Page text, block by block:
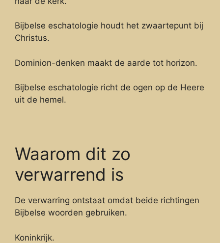
Bijbelse eschatologie houdt het zwaartepunt bij
Christus.
Dominion-denken maakt de aarde tot horizon.
Bijbelse eschatologie richt de ogen op de Heere
uit de hemel.
Waarom dit zo
verwarrend is
De verwarring ontstaat omdat beide richtingen
Bijbelse woorden gebruiken.
Koninkrijk.